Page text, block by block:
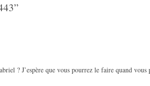
”
? J’espère que vous pourrez le faire quand vous